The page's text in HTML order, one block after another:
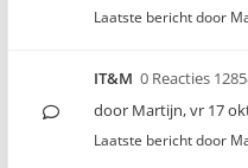
Laatste bericht door
IT&M 0 Reacties
door Martijn,vr 17
Laatste bericht door